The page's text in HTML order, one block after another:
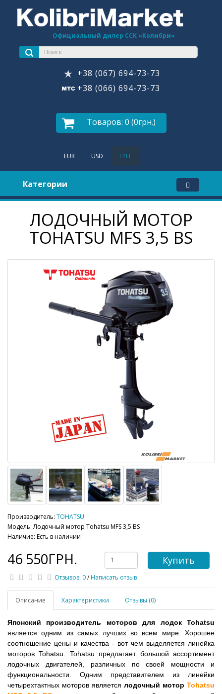
Официальный дилер ССК «Колибри»
+38 (067) 694-73-73
+38 (066) 694-73-73
Товаров: 0 (0грн.)
EUR USD ГРН
Категории
ЛОДОЧНЫЙ МОТОР
TOHATSU МFS 3,5 BS
Производитель: TOHATSU
Модель: Лодочный мотор Tohatsu МFS 3,5 BS
Наличие: Есть в наличии
46 550ГРН. Купить
Отзывов: 0/Написать отзыв
Описание Характеристики Отзывы (0)
Японский производитель моторов для лодок Tohatsu
является одним из самых лучших во всем мире. Хорошее
соотношение цены и качества - вот чем выделяется линейка
моторов Tohatsu. Tohatsu предлагает большой ассортимент
лодочных двигателей, различных по своей мощности и
функциональности. Одним представителем из линейки
четырехтактных моторов является лодочный мотор Tohatsu